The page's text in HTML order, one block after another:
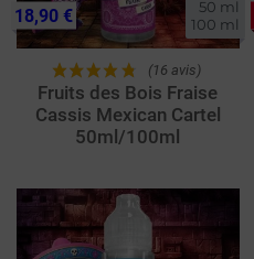
50 ml
100 ml
(16 avis)
Fruits des Bois Fraise
Cassis Mexican Cartel
50ml/100ml
18,90 €